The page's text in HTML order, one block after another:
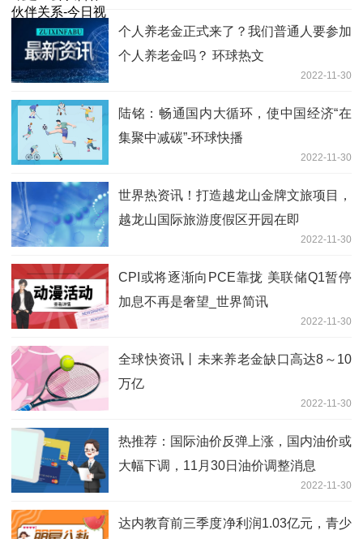
个人养老金正式来了？我们普通人要参加
个人养老金吗？ 环球热文
2022-11-30
陆铭：畅通国内大循环，使中国经济“在
集聚中减碳”-环球快播
2022-11-30
世界热资讯！打造越龙山金牌文旅项目，
越龙山国际旅游度假区开园在即
2022-11-30
CPI或将逐渐向PCE靠拢 美联储Q1暂停
加息不再是奢望_世界简讯
2022-11-30
全球快资讯丨未来养老金缺口高达8～10
万亿
2022-11-30
热推荐：国际油价反弹上涨，国内油价或
大幅下调，11月30日油价调整消息
2022-11-30
达内教育前三季度净利润1.03亿元，青少